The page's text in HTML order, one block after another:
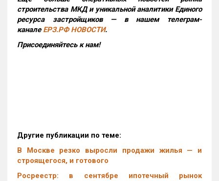
строительства МКД и уникальной аналитики Единого
ресурса застройщиков — в нашем телеграм-
канале ЕРЗ.РФ НОВОСТИ.
Присоединяйтесь к нам!
Другие публикации по теме:
В Москве резко выросли продажи жилья — и
строящегося, и готового
Росреестр: в сентябре ипотечный рынок